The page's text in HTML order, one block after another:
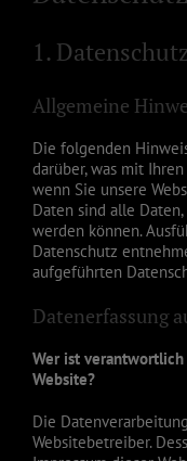
1.
Allgemeine
Die folgenden
darüber, was mit
wenn Sie unsere
Daten sind alle
werden können.
Datenschutz
aufgeführten
Datenerfassung
Wer ist
Website?
Die
Websitebetreiber.